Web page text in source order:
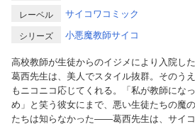
レーベル サイコワコミック
シリーズ
小悪魔教師サイコ
高校教師が生徒からのイジメにより入院し
葛西先生は、美人でスタイル抜群。そのう
もニコニコ応じてくれる。「私が教師にな
め」と笑う彼女にまで、悪い生徒たちの魔
たちは知らなかった――葛西先生は、サイコ